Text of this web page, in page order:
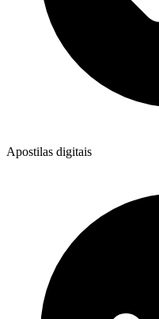
Apostilas digitais